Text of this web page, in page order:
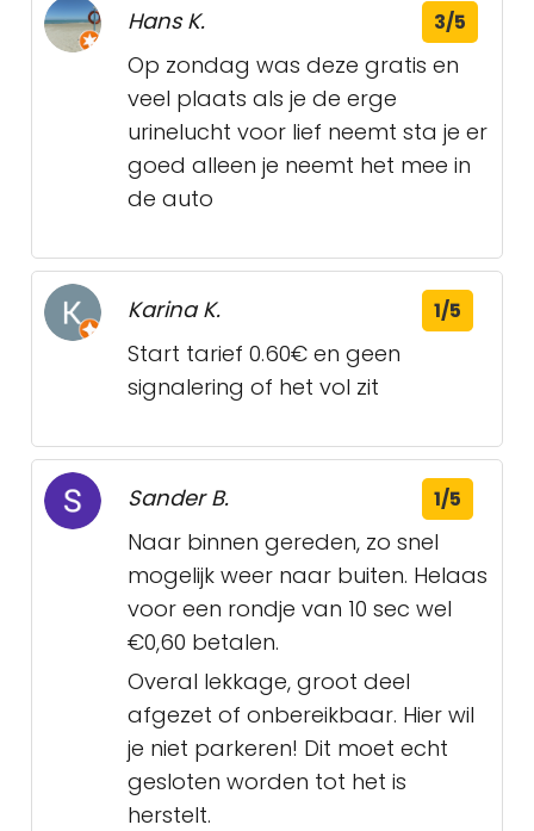
Hans K. 3/5
Op zondag was deze gratis en
veel plaats als je de erge
urinelucht voor lief neemt sta je er
goed alleen je neemt het mee in
de auto
Karina K. 1/5
Start tarief 0.60€ en geen
signalering of het vol zit
Sander B. 1/5
Naar binnen gereden, zo snel
mogelijk weer naar buiten. Helaas
voor een rondje van 10 sec wel
€0,60 betalen.
Overal lekkage, groot deel
afgezet of onbereikbaar. Hier wil
je niet parkeren! Dit moet echt
gesloten worden tot het is
herstelt.